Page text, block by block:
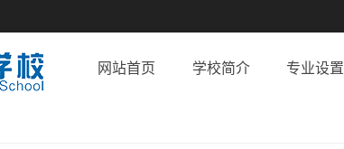
网站首页 学校简介 专业设置